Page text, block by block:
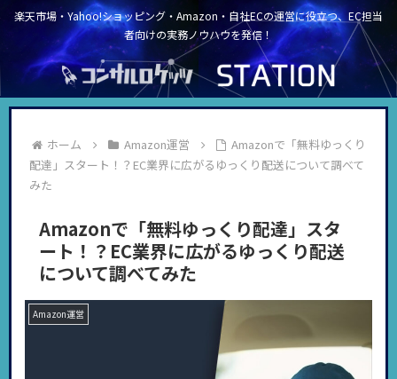
楽天市場・Yahoo!ショッピング・Amazon・自社ECの運営に役立つ、EC担当
者向けの実務ノウハウを発信！
ホーム Amazon運営
Amazonで「無料ゆっくり
配達」スタート！？EC業界に広がるゆっくり配送について調べて
みた
Amazonで「無料ゆっくり配達」スタ
ート！？EC業界に広がるゆっくり配送
について調べてみた
Amazon運営